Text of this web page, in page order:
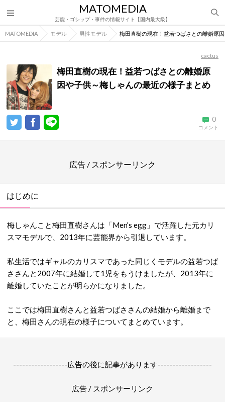
MATOMEDIA
芸能・ゴシップ・事件の情報サイト【国内最大級】
MATOMEDIA モデル 男性モデル 梅田直樹の現在！益若つばさとの離婚原
cactus
梅田直樹の現在！益若つばさとの離婚原
因や子供～梅しゃんの最近の様子まとめ
0
コメント
広告 / スポンサーリンク
はじめに
梅しゃんこと梅田直樹さんは「Men’s egg」で活躍した元カリ
スマモデルで、2013年に芸能界から引退しています。
私生活ではギャルのカリスマであった同じくモデルの益若つば
ささんと2007年に結婚して1児をもうけましたが、2013年に
離婚していたことが明らかになりました。
ここでは梅田直樹さんと益若つばささんの結婚から離婚まで
と、梅田さんの現在の様子についてまとめています。
------------------広告の後に記事があります------------------
広告 / スポンサーリンク